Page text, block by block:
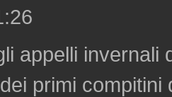
appelli invernali
primi compitini